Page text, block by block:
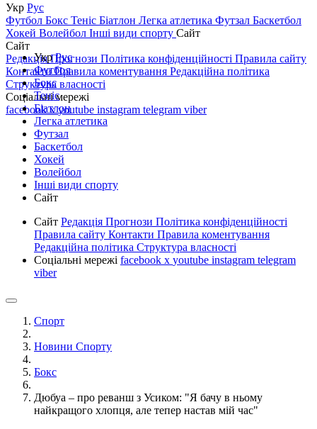
Укр Рус
Футбол Бокс Теніс Біатлон Легка атлетика Футзал Баскетбол
Хокей Волейбол Інші види спорту Сайт
Сайт
РедакціяПрогнози Політика конфіденційності Правила сайту
КонтактиПравила коментування Редакційна політика
Структура власності
Соціальні мережі
facebookxyoutube instagram telegram viber
УкрРус
Футбол
Бокс
Теніс
Біатлон
Легка атлетика
Футзал
Баскетбол
Хокей
Волейбол
Інші види спорту
Сайт
Сайт Редакція Прогнози Політика конфіденційності
Правила сайту Контакти Правила коментування
Редакційна політика Структура власності
Соціальні мережі facebook x youtube instagram telegram
viber
Спорт
Новини Спорту
Бокс
Дюбуа – про реванш з Усиком: "Я бачу в ньому
найкращого хлопця, але тепер настав мій час"